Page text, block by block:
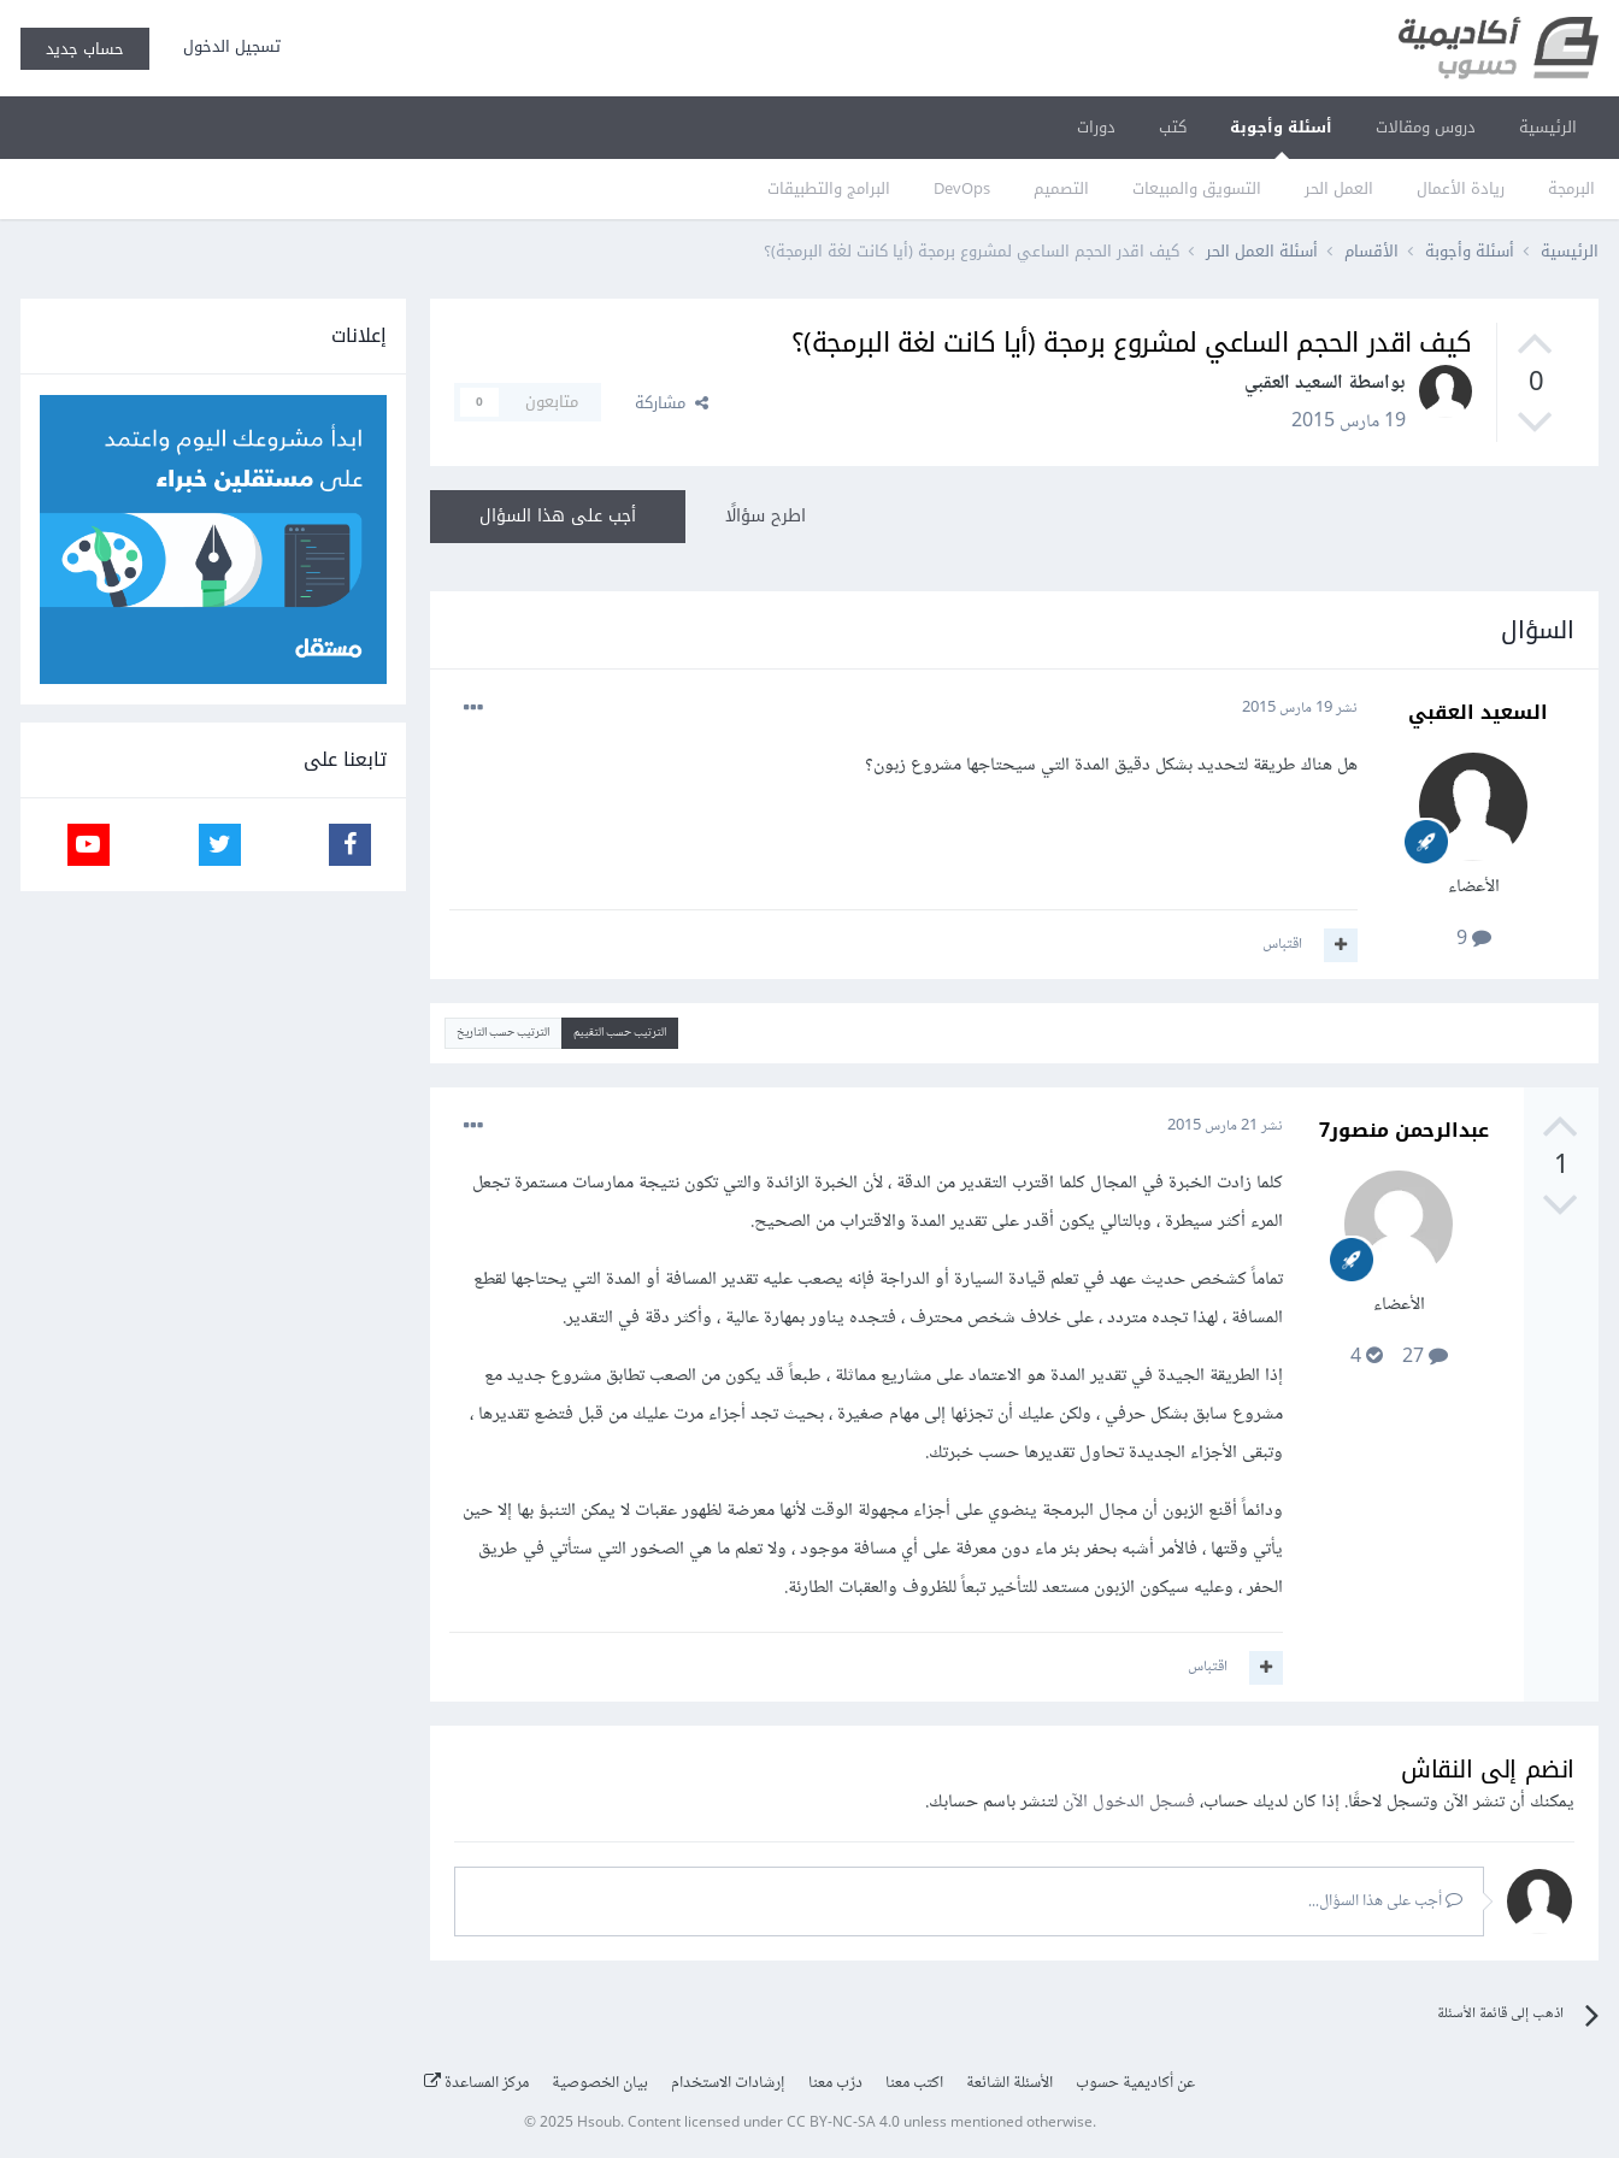
تسجيل الدخول حساب جديد
الرئيسية دروس ومقالات أسئلة وأجوبة
البرمجة ريادة الأعمال العمل الحر التسويق والمبيعات التصميم DevOps البرامج والتطبيقات
كتب دورات
الرئيسية أسئلة وأجوبة الأقسام أسئلة العمل الحر كيف اقدر الحجم الساعي لمشروع برمجة (أيا كانت لغة البرمجة)؟
0
كيف اقدر الحجم الساعي لمشروع برمجة (أيا كانت لغة البرمجة)؟
بواسطة السعيد العقبي
19 مارس 2015
مشاركة متابعون 0
أجب على هذا السؤال اطرح سؤالًا
السؤال
السعيد العقبي
الأعضاء
9
نشر19 مارس 2015
هل هناك طريقة لتحديد بشكل دقيق المدة التي سيحتاجها مشروع زبون؟
اقتباس
الترتيب حسب التقييم الترتيب حسب التاريخ
1
عبدالرحمن منصور7
الأعضاء
27
4
نشر 21 مارس 2015
كلما زادت الخبرة في المجال كلما اقترب التقدير من الدقة ، لأن الخبرة الزائدة والتي تكون نتيجة ممارسات مستمرة تجعل
المرء أكثر سيطرة ، وبالتالي يكون أقدر على تقدير المدة والاقتراب من الصحيح.
تماماً كشخص حديث عهد في تعلم قيادة السيارة أو الدراجة فإنه يصعب عليه تقدير المسافة أو المدة التي يحتاجها لقطع
المسافة ، لهذا تجده متردد ، على خلاف شخص محترف ، فتجده يناور بمهارة عالية ، وأكثر دقة في التقدير.
إذا الطريقة الجيدة في تقدير المدة هو الاعتماد على مشاريع مماثلة ، طبعاً قد يكون من الصعب تطابق مشروع جديد مع
مشروع سابق بشكل حرفي ، ولكن عليك أن تجزئها إلى مهام صغيرة ، بحيث تجد أجزاء مرت عليك من قبل فتضع تقديرها ،
وتبقى الأجزاء الجديدة تحاول تقديرها حسب خبرتك.
ودائماً أقنع الزبون أن مجال البرمجة ينضوي على أجزاء مجهولة الوقت لأنها معرضة لظهور عقبات لا يمكن التنبؤ بها إلا حين
يأتي وقتها ، فالأمر أشبه بحفر بئر ماء دون معرفة على أي مسافة موجود ، ولا تعلم ما هي الصخور التي ستأتي في طريق
الحفر ، وعليه سيكون الزبون مستعد للتأخير تبعاً للظروف والعقبات الطارئة.
اقتباس
انضم إلى النقاش
يمكنك أن تنشر الآن وتسجل لاحقًا. إذا كان لديك حساب،فسجل الدخول الآنلتنشر باسم حسابك.
أجب على هذا السؤال...
اذهب إلى قائمة الأسئلة
إعلانات
تابعنا على
عن أكاديمية حسوب الأسئلة الشائعة اكتب معنا درّب معنا إرشادات الاستخدام بيان الخصوصية مركز المساعدة
© 2025 Hsoub.Content licensed underCC BY-NC-SA 4.0unless mentioned otherwise.